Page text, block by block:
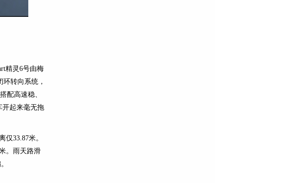
精灵6号由梅
转向系统，
配高速稳、
开起来毫无拖
33.87米。
。雨天路滑